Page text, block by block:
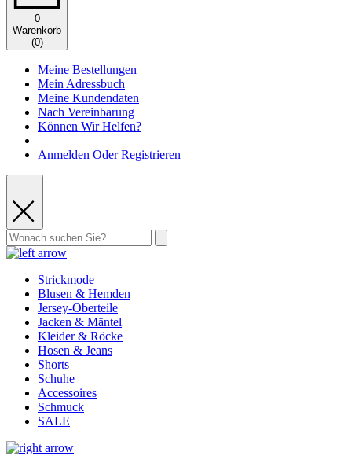
0
Warenkorb
(0)
Meine Bestellungen
Mein Adressbuch
Meine Kundendaten
Nach Vereinbarung
Können Wir Helfen?
Anmelden Oder Registrieren
Strickmode
Blusen & Hemden
Jersey-Oberteile
Jacken & Mäntel
Kleider & Röcke
Hosen & Jeans
Shorts
Schuhe
Accessoires
Schmuck
SALE